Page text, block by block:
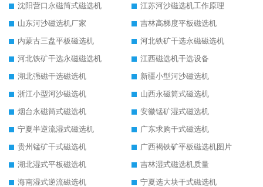
沈阳营口永磁筒式磁选机
江苏河沙磁选机工作原理
山东河沙磁选机厂家
吉林高梯度平板磁选机
内蒙古三盘平板磁选机
河北铁矿干选永磁磁选机
河北铁矿干选永磁磁选机
江西磁选机干选设备
湖北强磁干选磁选机
新疆小型河沙磁选机
浙江小型河沙磁选机
山西永磁筒式磁选机
烟台永磁筒式磁选机
安徽锰矿湿式磁选机
宁夏半逆流湿式磁选机
广东求购干式磁选机
贵州锰矿干式磁选机
广西褐铁矿平板磁选机图片
湖北湿式平板磁选机
吉林湿式磁选机质量
海南湿式逆流磁选机
宁夏选大块干式磁选机